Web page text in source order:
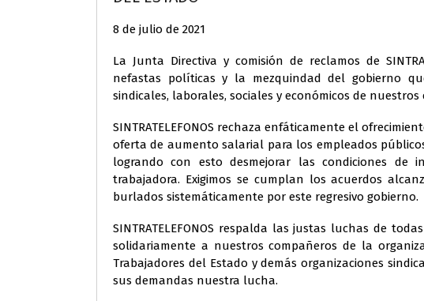
8 de julio de 2021
La Junta Directiva y comisión de reclamos de
nefastas políticas y la mezquindad del gobierno
sindicales, laborales, sociales y económicos de nuestros
SINTRATELEFONOS rechaza enfáticamente el
oferta de aumento salarial para los empleados
logrando con esto desmejorar las condiciones de
trabajadora. Exigimos se cumplan los acuerdos
burlados sistemáticamente por este regresivo gobierno.
SINTRATELEFONOS respalda las justas luchas de
solidariamente a nuestros compañeros de la
Trabajadores del Estado y demás organizaciones
sus demandas nuestra lucha.